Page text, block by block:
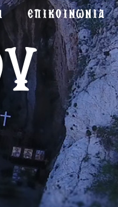
ΕΠΙΚΟΙΝΩΝΙΑ